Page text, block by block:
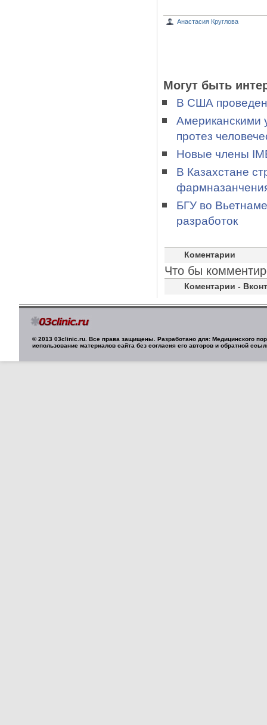
Анастасия Круглова
Могут быть
В США
Американскими
протез
Новые члены
В Казахстане
БГУ во
разработок
Коментарии
Что бы
Коментарии -
© 2013 03clinic.ru. Все права защищены. Разработано для: Медицинского
использование материалов сайта без согласия его авторов и обратной